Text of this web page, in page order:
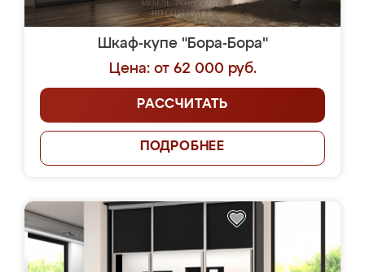
Шкаф-купе "Бора-Бора"
Цена: от 62 000 руб.
РАССЧИТАТЬ
ПОДРОБНЕЕ